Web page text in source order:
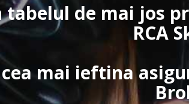
tabelul de mai jos
RCA
mai ieftina